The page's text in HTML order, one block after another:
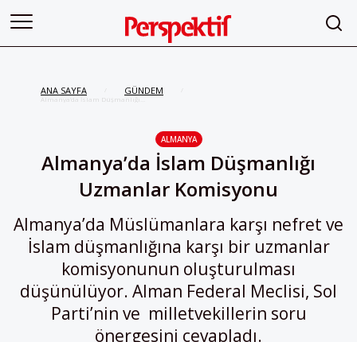
ANA SAYFA GÜNDEM
Almanya’da İslam Düşmanlığı
ALMANYA
Almanya’da İslam Düşmanlığı
Uzmanlar Komisyonu
Almanya’da Müslümanlara karşı nefret ve
İslam düşmanlığına karşı bir uzmanlar
komisyonunun oluşturulması
düşünülüyor. Alman Federal Meclisi, Sol
Parti’nin ve milletvekillerin soru
önergesini cevapladı.